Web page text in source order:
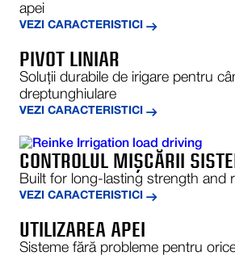
apei
VEZI CARACTERISTICI
PIVOT LINIAR
Soluții durabile de irigare pentru
dreptunghiulare
VEZI CARACTERISTICI
CONTROLUL MIȘCĂRII
Built for long-lasting strength and
VEZI CARACTERISTICI
UTILIZAREA APEI
Sisteme fără probleme pentru